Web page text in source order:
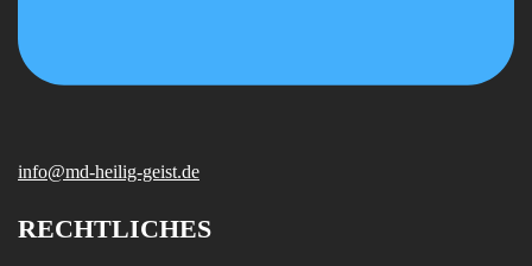
info@md-heilig-geist.de
RECHTLICHES